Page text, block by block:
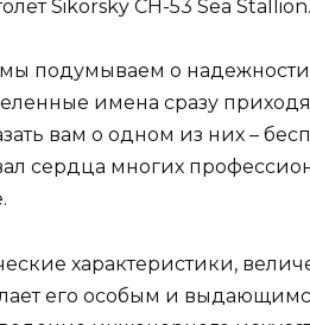
мы подумываем о
имена сразу
вам о одном из них –
сердца многих
характеристики,
его особым и